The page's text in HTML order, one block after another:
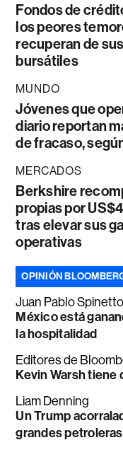
Fondos de
los peores
recuperan de
bursátiles
MUNDO
Jóvenes que
diario reportan
de fracaso,
MERCADOS
Berkshire
propias por
tras elevar sus
operativas
OPINIÓN
Juan Pablo Spinetto
México está
la hospitalidad
Editores de
Kevin Warsh tiene
Liam Denning
Un Trump
grandes petroleras